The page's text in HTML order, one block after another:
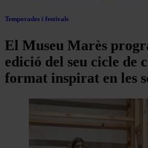
Temporades i festivals
El Museu Marès
edició del seu cicle de
format inspirat en les